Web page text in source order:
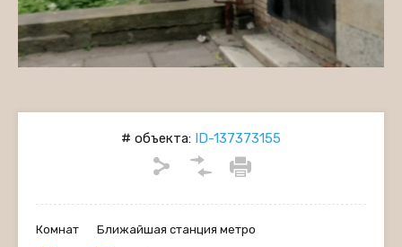
# объекта: ID-137373155
Комнат Ближайшая станция метро